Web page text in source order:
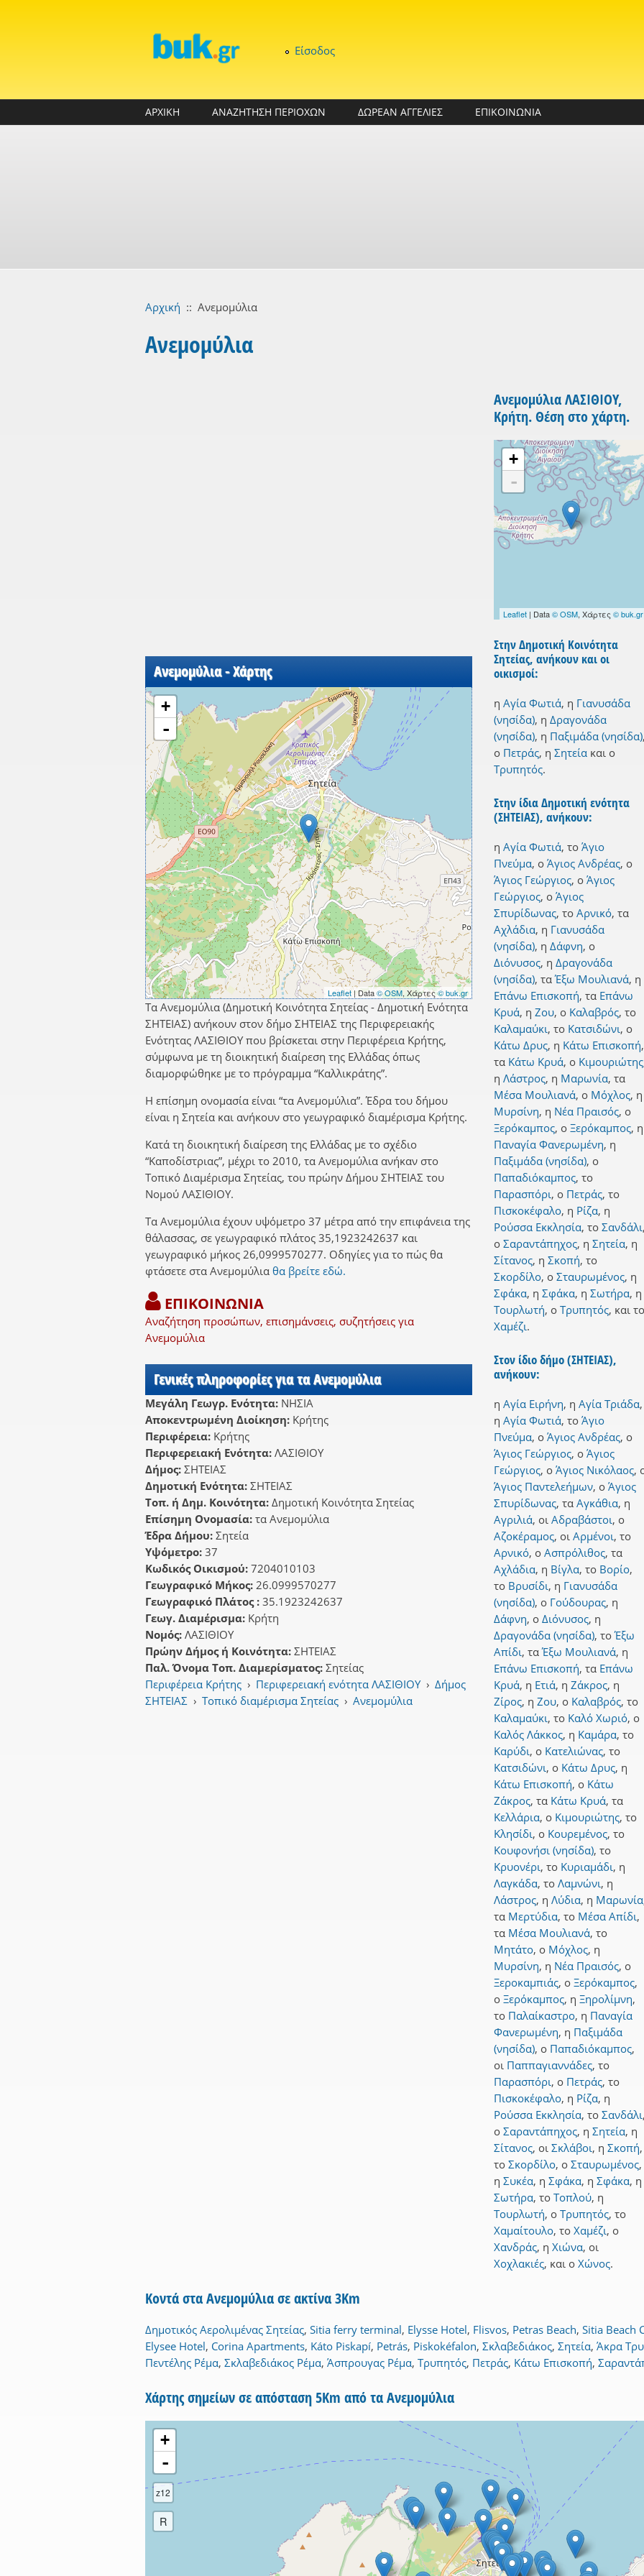
Είσοδος
ΑΡΧΙΚΗ ΑΝΑΖΗΤΗΣΗ ΠΕΡΙΟΧΩΝ ΔΩΡΕΑΝ ΑΓΓΕΛΙΕΣ ΕΠΙΚΟΙΝΩΝΙΑ
Αρχική :: Ανεμομύλια
Ανεμομύλια
Ανεμομύλια - Χάρτης
+
-
Leaflet| Data© OSM, Χάρτες© buk.gr
Τα Ανεμομύλια (Δημοτική Κοινότητα Σητείας - Δημοτική Ενότητα
ΣΗΤΕΙΑΣ) ανήκουν στον δήμο ΣΗΤΕΙΑΣ της Περιφερειακής
Ενότητας ΛΑΣΙΘΙΟΥ που βρίσκεται στην Περιφέρεια Κρήτης,
σύμφωνα με τη διοικητική διαίρεση της Ελλάδας όπως
διαμορφώθηκε με το πρόγραμμα “Καλλικράτης”.
Η επίσημη ονομασία είναι “τα Ανεμομύλια”. Έδρα του δήμου
είναι η Σητεία και ανήκουν στο γεωγραφικό διαμέρισμα Κρήτης.
Κατά τη διοικητική διαίρεση της Ελλάδας με το σχέδιο
“Καποδίστριας”, μέχρι το 2010, τα Ανεμομύλια ανήκαν στο
Τοπικό Διαμέρισμα Σητείας, του πρώην Δήμου ΣΗΤΕΙΑΣ του
Νομού ΛΑΣΙΘΙΟΥ.
Τα Ανεμομύλια έχουν υψόμετρο 37 μέτρα από την επιφάνεια της
θάλασσας, σε γεωγραφικό πλάτος 35,1923242637 και
γεωγραφικό μήκος 26,0999570277. Οδηγίες για το πώς θα
φτάσετε στα Ανεμομύλια θα βρείτε εδώ.
ΕΠΙΚΟΙΝΩΝΙΑ
Αναζήτηση προσώπων, επισημάνσεις, συζητήσεις για
Ανεμομύλια
Γενικές πληροφορίες για τα Ανεμομύλια
Μεγάλη Γεωγρ. Ενότητα: ΝΗΣΙΑ
Αποκεντρωμένη Διοίκηση: Κρήτης
Περιφέρεια: Κρήτης
Περιφερειακή Ενότητα: ΛΑΣΙΘΙΟΥ
Δήμος: ΣΗΤΕΙΑΣ
Δημοτική Ενότητα: ΣΗΤΕΙΑΣ
Τοπ. ή Δημ. Κοινότητα: Δημοτική Κοινότητα Σητείας
Επίσημη Ονομασία: τα Ανεμομύλια
Έδρα Δήμου: Σητεία
Υψόμετρο: 37
Κωδικός Οικισμού: 7204010103
Γεωγραφικό Μήκος: 26.0999570277
Γεωγραφικό Πλάτος : 35.1923242637
Γεωγ. Διαμέρισμα: Κρήτη
Νομός: ΛΑΣΙΘΙΟΥ
Πρώην Δήμος ή Κοινότητα: ΣΗΤΕΙΑΣ
Παλ. Όνομα Τοπ. Διαμερίσματος: Σητείας
Περιφέρεια Κρήτης › Περιφερειακή ενότητα ΛΑΣΙΘΙΟΥ › Δήμος
ΣΗΤΕΙΑΣ › Τοπικό διαμέρισμα Σητείας › Ανεμομύλια
Ανεμομύλια ΛΑΣΙΘΙΟΥ,
Κρήτη. Θέση στο χάρτη.
+
-
Leaflet| Data© OSM, Χάρτες © buk.gr
Στην Δημοτική Κοινότητα
Σητείας, ανήκουν και οι
οικισμοί:
η Αγία Φωτιά, η Γιανυσάδα
(νησίδα), η Δραγονάδα
(νησίδα), η Παξιμάδα (νησίδα)
ο Πετράς, η Σητεία και ο
Τρυπητός.
Στην ίδια Δημοτική ενότητα
(ΣΗΤΕΙΑΣ), ανήκουν:
η Αγία Φωτιά, το Άγιο
Πνεύμα, ο Άγιος Ανδρέας, ο
Άγιος Γεώργιος, ο Άγιος
Γεώργιος, ο Άγιος
Σπυρίδωνας, το Αρνικό, τα
Αχλάδια, η Γιανυσάδα
(νησίδα), η Δάφνη, ο
Διόνυσος, η Δραγονάδα
(νησίδα), τα Έξω Μουλιανά, η
Επάνω Επισκοπή, τα Επάνω
Κρυά, η Ζου, ο Καλαβρός, το
Καλαμαύκι, το Κατσιδώνι, ο
Κάτω Δρυς, η Κάτω Επισκοπή,
τα Κάτω Κρυά, ο Κιμουριώτης
η Λάστρος, η Μαρωνία, τα
Μέσα Μουλιανά, ο Μόχλος, η
Μυρσίνη, η Νέα Πραισός, ο
Ξερόκαμπος, ο Ξερόκαμπος, η
Παναγία Φανερωμένη, η
Παξιμάδα (νησίδα), ο
Παπαδιόκαμπος, το
Παρασπόρι, ο Πετράς, το
Πισκοκέφαλο, η Ρίζα, η
Ρούσσα Εκκλησία, το Σανδάλι
ο Σαραντάπηχος, η Σητεία, η
Σίτανος, η Σκοπή, το
Σκορδίλο, ο Σταυρωμένος, η
Σφάκα, η Σφάκα, η Σωτήρα, η
Τουρλωτή, ο Τρυπητός, και το
Χαμέζι.
Στον ίδιο δήμο (ΣΗΤΕΙΑΣ),
ανήκουν:
η Αγία Ειρήνη, η Αγία Τριάδα,
η Αγία Φωτιά, το Άγιο
Πνεύμα, ο Άγιος Ανδρέας, ο
Άγιος Γεώργιος, ο Άγιος
Γεώργιος, ο Άγιος Νικόλαος,
Άγιος Παντελεήμων, ο Άγιος
Σπυρίδωνας, τα Αγκάθια, η
Αγριλιά, οι Αδραβάστοι, ο
Αζοκέραμος, οι Αρμένοι, το
Αρνικό, ο Ασπρόλιθος, τα
Αχλάδια, η Βίγλα, το Βορίο,
το Βρυσίδι, η Γιανυσάδα
(νησίδα), ο Γούδουρας, η
Δάφνη, ο Διόνυσος, η
Δραγονάδα (νησίδα), το Έξω
Απίδι, τα Έξω Μουλιανά, η
Επάνω Επισκοπή, τα Επάνω
Κρυά, η Ετιά, η Ζάκρος, η
Ζίρος, η Ζου, ο Καλαβρός, το
Καλαμαύκι, το Καλό Χωριό, ο
Καλός Λάκκος, η Καμάρα, το
Καρύδι, ο Κατελιώνας, το
Κατσιδώνι, ο Κάτω Δρυς, η
Κάτω Επισκοπή, ο Κάτω
Ζάκρος, τα Κάτω Κρυά, τα
Κελλάρια, ο Κιμουριώτης, το
Κλησίδι, ο Κουρεμένος, το
Κουφονήσι (νησίδα), το
Κρυονέρι, το Κυριαμάδι, η
Λαγκάδα, το Λαμνώνι, η
Λάστρος, η Λύδια, η Μαρωνία
τα Μερτύδια, το Μέσα Απίδι,
τα Μέσα Μουλιανά, το
Μητάτο, ο Μόχλος, η
Μυρσίνη, η Νέα Πραισός, ο
Ξεροκαμπιάς, ο Ξερόκαμπος,
ο Ξερόκαμπος, η Ξηρολίμνη,
το Παλαίκαστρο, η Παναγία
Φανερωμένη, η Παξιμάδα
(νησίδα), ο Παπαδιόκαμπος,
οι Παππαγιαννάδες, το
Παρασπόρι, ο Πετράς, το
Πισκοκέφαλο, η Ρίζα, η
Ρούσσα Εκκλησία, το Σανδάλι
ο Σαραντάπηχος, η Σητεία, η
Σίτανος, οι Σκλάβοι, η Σκοπή,
το Σκορδίλο, ο Σταυρωμένος,
η Συκέα, η Σφάκα, η Σφάκα, η
Σωτήρα, το Τοπλού, η
Τουρλωτή, ο Τρυπητός, το
Χαμαίτουλο, το Χαμέζι, ο
Χανδράς, η Χιώνα, οι
Χοχλακιές, και ο Χώνος.
Κοντά στα Ανεμομύλια σε ακτίνα 3Km
Δημοτικός Αερολιμένας Σητείας, Sitia ferry terminal, Elysse Hotel, Flisvos, Petras Beach, Sitia Beach
Elysee Hotel, Corina Apartments, Káto Piskapí, Petrás, Piskokéfalon, Σκλαβεδιάκος, Σητεία, Άκρα
Πεντέλης Ρέμα, Σκλαβεδιάκος Ρέμα, Άσπρουγας Ρέμα, Τρυπητός, Πετράς, Κάτω Επισκοπή,
Χάρτης σημείων σε απόσταση 5Km από τα Ανεμομύλια
+
-
z12
R